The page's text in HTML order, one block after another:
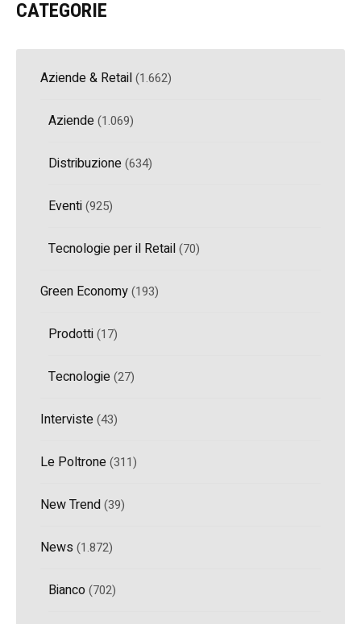
CATEGORIE
Aziende & Retail(1.662)
Aziende(1.069)
Distribuzione(634)
Eventi(925)
Tecnologie per il Retail(70)
Green Economy(193)
Prodotti(17)
Tecnologie(27)
Interviste(43)
Le Poltrone(311)
New Trend(39)
News (1.872)
Bianco(702)